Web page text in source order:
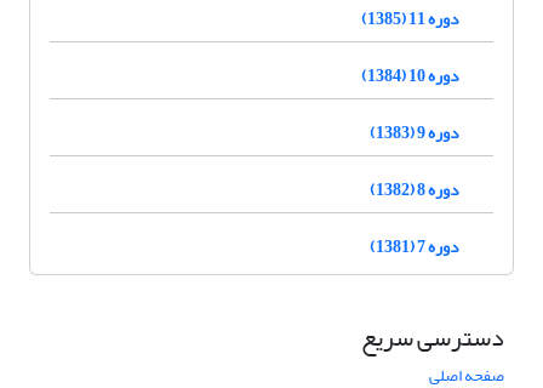
دوره 11 (1385)
دوره 10 (1384)
دوره 9 (1383)
دوره 8 (1382)
دوره 7 (1381)
دسترسی سریع
صفحه اصلی